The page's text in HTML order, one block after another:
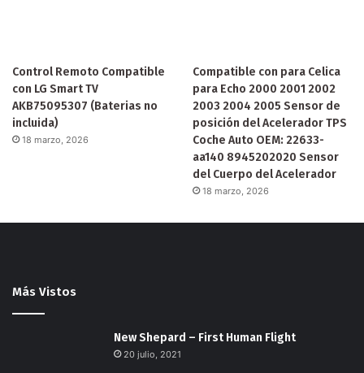
Control Remoto Compatible
con LG Smart TV
AKB75095307 (Baterias no
incluida)
18 marzo, 2026
Compatible con para Celica
para Echo 2000 2001 2002
2003 2004 2005 Sensor de
posición del Acelerador TPS
Coche Auto OEM: 22633-
aa140 8945202020 Sensor
del Cuerpo del Acelerador
18 marzo, 2026
Más Vistos
New Shepard – First Human Flight
20 julio, 2021